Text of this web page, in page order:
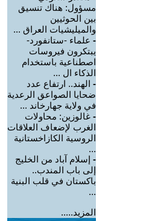
مسؤول: هناك تنسيق
بين الحوثيين
والميليشيات العراق ...
- علماء -ستانفورد-
يبتكرون فيروسات
اصطناعية باستخدام
الذكاء ال ...
- الهند.. ارتفاع عدد
ضحايا الصواعق الرعدية
في ولاية جهارخاند ...
- غالوزين: محاولات
الغرب لإضعاف العلاقات
الروسية الكازاخستانية
...
- إسلام آباد من الخليج
إلى باب المندب..
باكستان في قلب البنية
...
المزيد.....